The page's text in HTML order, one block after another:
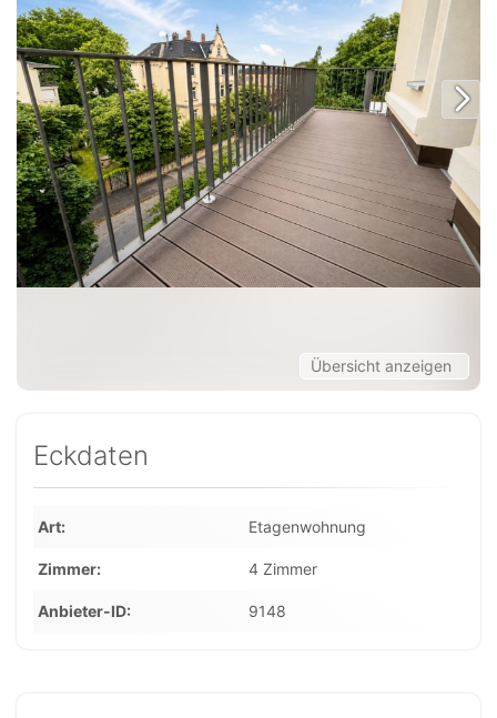
Übersicht anzeigen
Eckdaten
Art Etagenwohnung
Zimmer 4 Zimmer
Anbieter-ID 9148